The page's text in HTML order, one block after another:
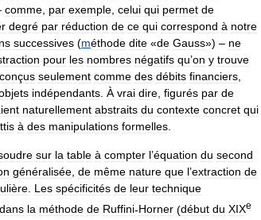
comme par exemple celui qui permet de
degré par réduction de ce qui correspond à notre
successives (méthode dite «de Gauss») – ne
pour les nombres négatifs qu’on y trouve
conçus seulement comme des débits financiers
indépendants À vrai dire figurés par de
naturellement abstraits du contexte concret qui
à des manipulations formelles
sur la table à compter l’équation du second
généralisée de même nature que l’extraction de
Les spécificités de leur technique
dans la méthode de Ruffini-Horner (début du XIXe